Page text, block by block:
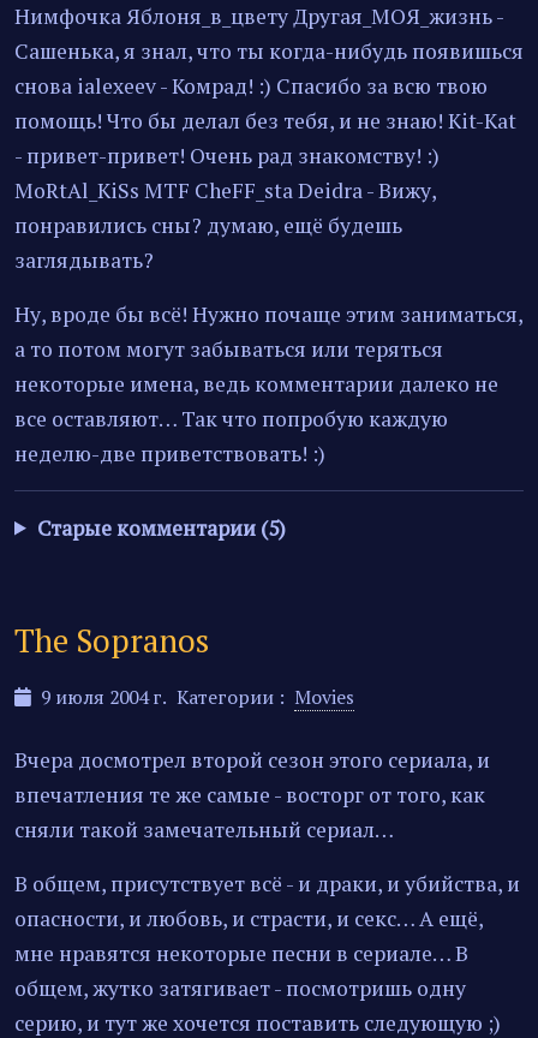
Нимфочка Яблоня_в_цвету Другая_МОЯ_жизнь -
Сашенька, я знал, что ты когда-нибудь появишься
снова ialexeev - Комрад! :) Спасибо за всю твою
помощь! Что бы делал без тебя, и не знаю! Kit-Kat
- привет-привет! Очень рад знакомству! :)
MoRtAl_KiSs MTF CheFF_sta Deidra - Вижу,
понравились сны? думаю, ещё будешь
заглядывать?
Ну, вроде бы всё! Нужно почаще этим заниматься,
а то потом могут забываться или теряться
некоторые имена, ведь комментарии далеко не
все оставляют… Так что попробую каждую
неделю-две приветствовать! :)
Старые комментарии (5)
The Sopranos
9 июля 2004 г. Категории : Movies
Вчера досмотрел второй сезон этого сериала, и
впечатления те же самые - восторг от того, как
сняли такой замечательный сериал…
В общем, присутствует всё - и драки, и убийства, и
опасности, и любовь, и страсти, и секс… А ещё,
мне нравятся некоторые песни в сериале… В
общем, жутко затягивает - посмотришь одну
серию, и тут же хочется поставить следующую ;)